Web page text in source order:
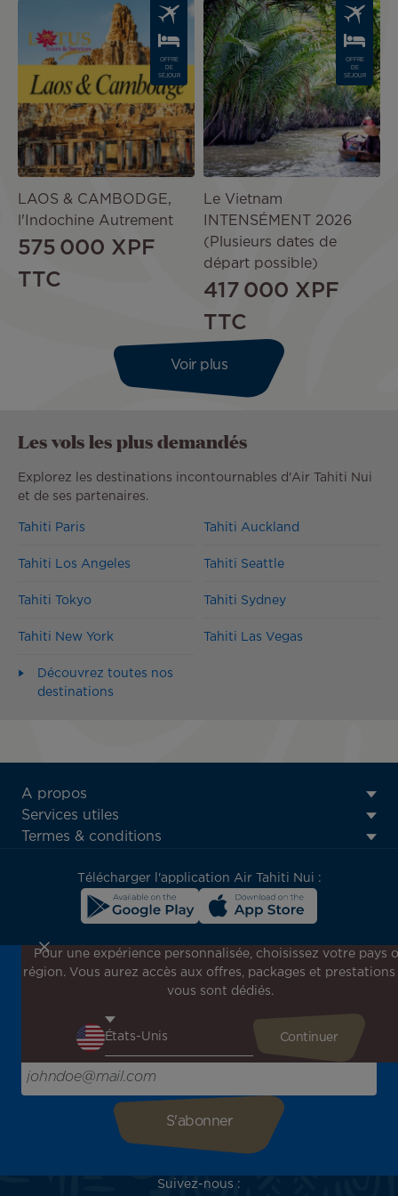
OFFRE
DE
SÉJOUR
LAOS & CAMBODGE,
l'Indochine Autrement
575 000 XPF
TTC
Image
OFFRE
DE
SÉJOUR
Le Vietnam
INTENSÉMENT 2026
(Plusieurs dates de
départ possible)
417 000 XPF
TTC
Voir plus
Les vols les plus demandés
Explorez les destinations incontournables d'Air Tahiti Nui
et de ses partenaires.
Tahiti Paris Tahiti Auckland
Tahiti Los Angeles Tahiti Seattle
Tahiti Tokyo Tahiti Sydney
Tahiti New York Tahiti Las Vegas
Découvrez toutes nos
destinations
ATN:
Footer
menu
A propos
Services utiles
Termes & conditions
Télécharger l'application Air Tahiti Nui :
Inscrivez-vous à notre newsletter !
Recevez en avant-première toutes nos offres spéciales et
l'inspiration pour votre prochain voyage !
Saisissez votre adresse e-mail ici
Suivez-nous :
Pour une expérience personnalisée, choisissez votre pays
région. Vous aurez accès aux offres, packages et prestations
vous sont dédiés.